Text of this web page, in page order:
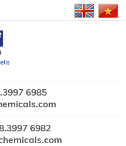
6985
6982